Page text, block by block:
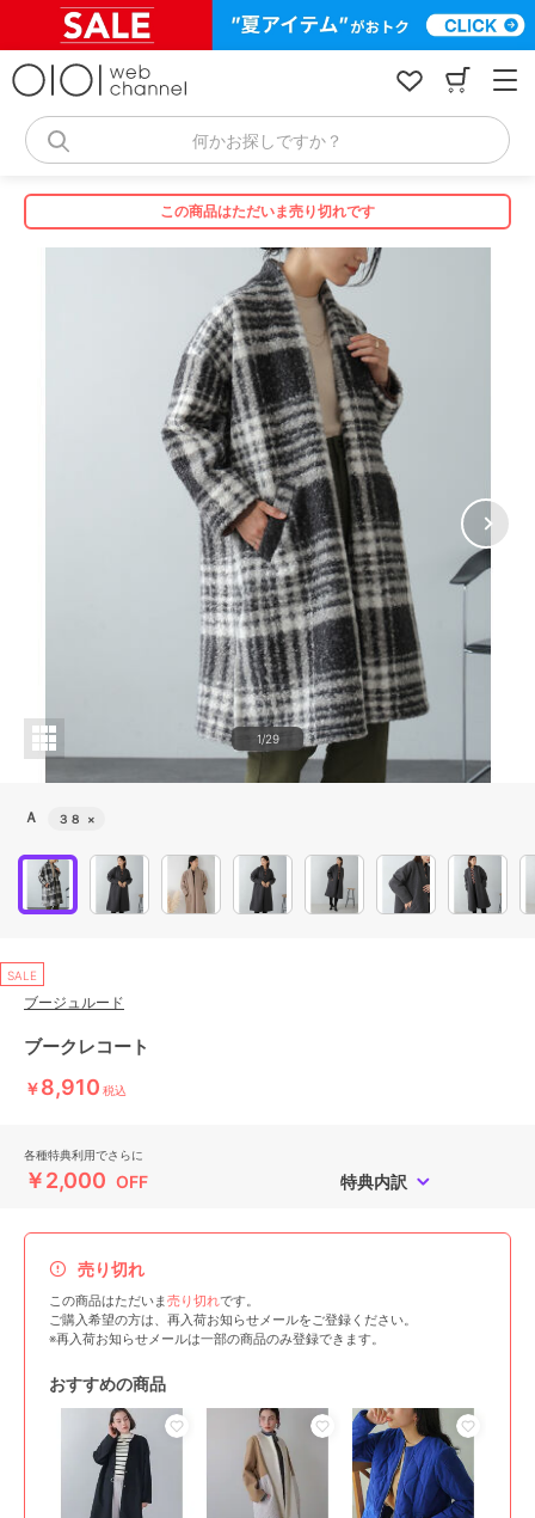
何かお探しですか？
この商品はただいま売り切れです
1/29
Ａ ３８ ×
SALE
ブージュルード
ブークレコート
￥8,910 税込
各種特典利用でさらに
￥2,000 OFF 特典内訳
売り切れ
この商品はただいま売り切れです。
ご購入希望の方は、再入荷お知らせメールをご登録ください。
※再入荷お知らせメールは一部の商品のみ登録できます。
おすすめの商品